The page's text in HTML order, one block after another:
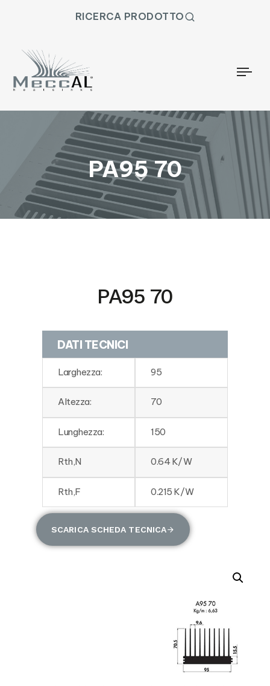
RICERCA PRODOTTO
PA95 70
PA95 70
DATI TECNICI
Larghezza: 95
Altezza: 70
Lunghezza: 150
Rth,N 0.64 K/W
Rth,F 0.215 K/W
SCARICA SCHEDA TECNICA